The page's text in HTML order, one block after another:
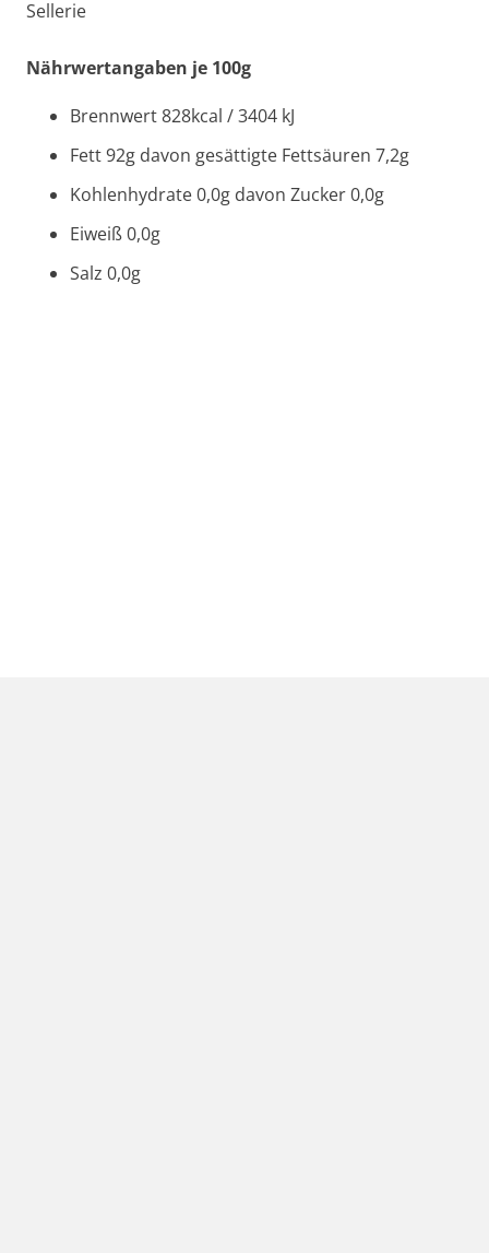
Sellerie
Nährwertangaben je 100g
Brennwert 828kcal / 3404 kJ
Fett 92g davon gesättigte Fettsäuren 7,2g
Kohlenhydrate 0,0g davon Zucker 0,0g
Eiweiß 0,0g
Salz 0,0g